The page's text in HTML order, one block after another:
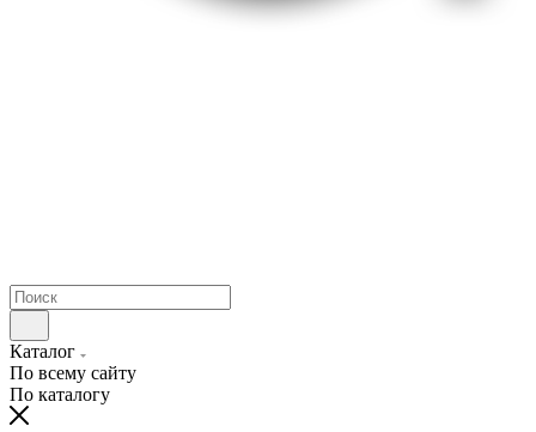
Каталог
По всему сайту
По каталогу